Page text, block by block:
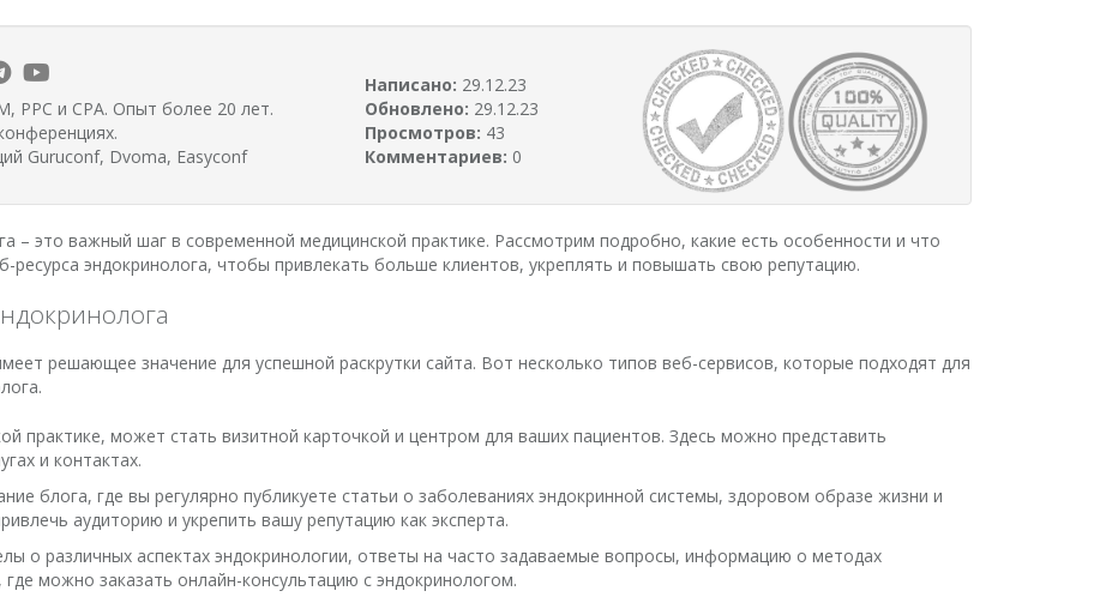
PPC и CPA. Опыт более 20 лет.
Guruconf, Dvoma, Easyconf
Написано: 29.12.23
Обновлено: 29.12.23
Просмотров: 43
Комментариев: 0
– это важный шаг в современной медицинской практике. Рассмотрим подробно, какие есть особенности и что
ресурса эндокринолога, чтобы привлекать больше клиентов, укреплять и повышать свою репутацию.
решающее значение для успешной раскрутки сайта. Вот несколько типов веб-сервисов, которые подходят для
практике, может стать визитной карточкой и центром для ваших пациентов. Здесь можно представить
и контактах.
блога, где вы регулярно публикуете статьи о заболеваниях эндокринной системы, здоровом образе жизни и
аудиторию и укрепить вашу репутацию как эксперта.
о различных аспектах эндокринологии, ответы на часто задаваемые вопросы, информацию о методах
можно заказать онлайн-консультацию с эндокринологом.